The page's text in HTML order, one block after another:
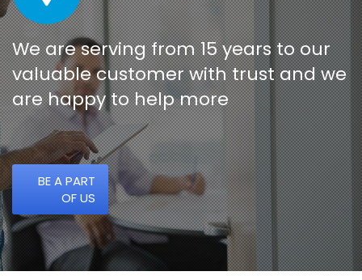
We are serving from 15 years to our
valuable customer with trust and we
are happy to help more
BE A PART
OF US